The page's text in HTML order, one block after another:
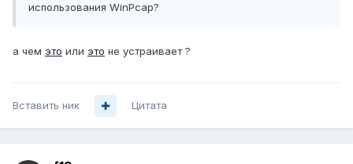
использования WinPcap?
а чем это или это не устраивает ?
Вставить ник Цитата